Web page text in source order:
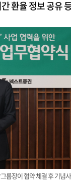
환율 정보 공유
룹장이 협약 체결 후 기념사